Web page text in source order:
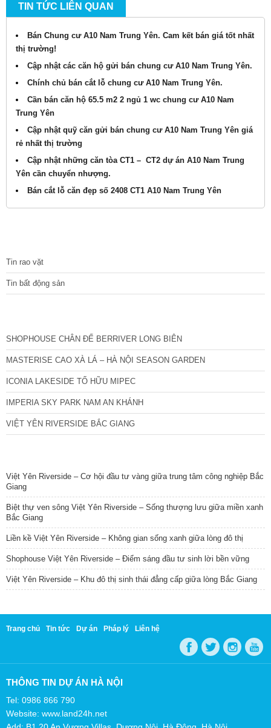
TIN TỨC LIÊN QUAN
Bán Chung cư A10 Nam Trung Yên. Cam kết bán giá tốt nhất
thị trường!
Cập nhật các căn hộ gửi bán chung cư A10 Nam Trung Yên.
Chính chủ bán cắt lỗ chung cư A10 Nam Trung Yên.
Cần bán căn hộ 65.5 m2 2 ngủ 1 wc chung cư A10 Nam
Trung Yên
Cập nhật quỹ căn gửi bán chung cư A10 Nam Trung Yên giá
rẻ nhất thị trường
Cập nhật những căn tòa CT1 – CT2 dự án A10 Nam Trung
Yên cần chuyển nhượng.
Bán cắt lỗ căn đẹp số 2408 CT1 A10 Nam Trung Yên
Tin rao vặt
Tin bất động sản
SHOPHOUSE CHÂN ĐẾ BERRIVER LONG BIÊN
MASTERISE CAO XÀ LÁ – HÀ NỘI SEASON GARDEN
ICONIA LAKESIDE TỐ HỮU MIPEC
IMPERIA SKY PARK NAM AN KHÁNH
VIỆT YÊN RIVERSIDE BẮC GIANG
Việt Yên Riverside – Cơ hội đầu tư vàng giữa trung tâm công nghiệp Bắc
Giang
Biệt thự ven sông Việt Yên Riverside – Sống thượng lưu giữa miền xanh
Bắc Giang
Liền kề Việt Yên Riverside – Không gian sống xanh giữa lòng đô thị
Shophouse Việt Yên Riverside – Điểm sáng đầu tư sinh lời bền vững
Việt Yên Riverside – Khu đô thị sinh thái đẳng cấp giữa lòng Bắc Giang
Trang chủ Tin tức Dự án Pháp lý Liên hệ
THÔNG TIN DỰ ÁN HÀ NỘI
Tel: 0986 866 790
Website: www.land24h.net